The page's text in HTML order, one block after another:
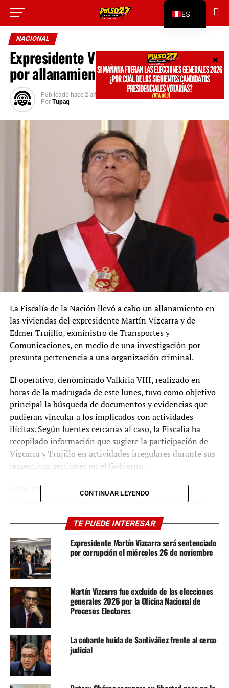
NACIONAL
Expresidente Vizcarra en aprietos
por allanamiento de su domicilio
Publicado hace 2 años
marzo 19, 2024
Por Tupaq
La Fiscalía de la Nación llevó a cabo un allanamiento en
las viviendas del expresidente Martín Vizcarra y de
Edmer Trujillo, exministro de Transportes y
Comunicaciones, en medio de una investigación por
presunta pertenencia a una organización criminal.
El operativo, denominado Valkiria VIII, realizado en
horas de la madrugada de este lunes, tuvo como objetivo
principal la búsqueda de documentos y evidencias que
pudieran vincular a los implicados con actividades
ilícitas. Según fuentes cercanas al caso, la Fiscalía ha
recopilado información que sugiere la participación de
Vizcarra y Trujillo en actividades irregulares durante sus
respectivas gestiones en el Gobierno.
Se ha mencionado que esta diligencia apunta a las
contrataciones realizadas en Provías Descentralizado,
no hay detenidos ni requisitoriados, pues la apertura de
una investigación requiere de otro tipo de funcionarios
públicos.
CONTINUAR LEYENDO
TE PUEDE INTERESAR
Expresidente Martín Vizcarra será sentenciado
por corrupción el miércoles 26 de noviembre
Martín Vizcarra fue excluido de las elecciones
generales 2026 por la Oficina Nacional de
Procesos Electores
La cobarde huida de Santiváñez frente al cerco
judicial
Go to mobile version
ES
EN